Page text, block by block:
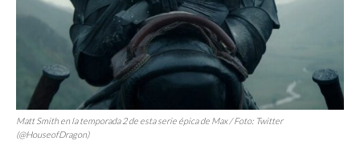
Matt Smith en la temporada 2 de esta serie épica de Max / Foto: Twitter
(@HouseofDragon)